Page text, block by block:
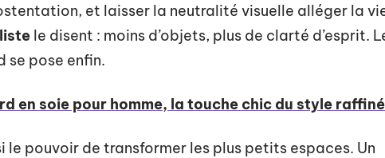
et laisser la neutralité visuelle alléger la
le disent : moins d’objets, plus de clarté d’esprit.
se pose enfin.
en soie pour homme, la touche chic du style raffiné
le pouvoir de transformer les plus petits espaces. Un